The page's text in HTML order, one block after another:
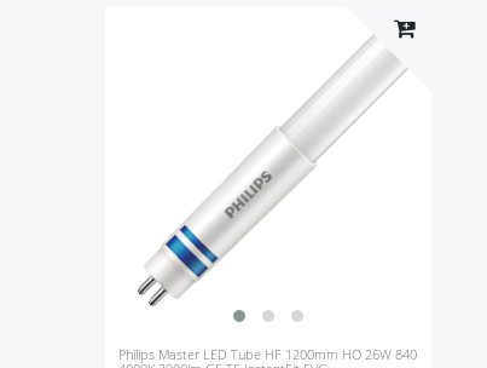
Philips Master LED Tube HF 1200mm HO 26W 840